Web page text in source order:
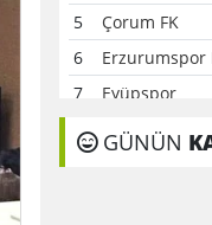
5
Çorum FK
6
Erzurumspor
7
Eyüpspor
8
Fenerbahçe
GÜNÜN